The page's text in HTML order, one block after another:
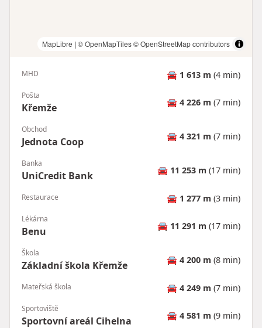
MapLibre | © OpenMapTiles© OpenStreetMap contributors
MHD 🚘 1 613 m (4 min)
Pošta
Křemže 🚘 4 226 m (7 min)
Obchod
Jednota Coop 🚘 4 321 m (7 min)
Banka
UniCredit Bank 🚘 11 253 m (17 min)
Restaurace 🚘 1 277 m (3 min)
Lékárna
Benu 🚘 11 291 m (17 min)
Škola
Základní škola Křemže 🚘 4 200 m (8 min)
Mateřská škola 🚘 4 249 m (7 min)
Sportoviště
Sportovní areál Cihelna 🚘 4 581 m (9 min)